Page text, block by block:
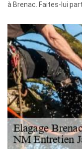
à Brenac. Faites-lui